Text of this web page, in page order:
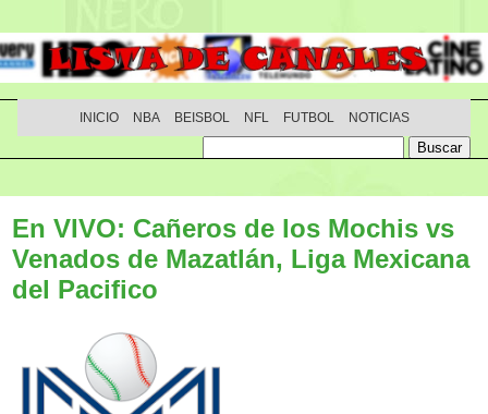
INICIO NBA BEISBOL NFL FUTBOL NOTICIAS
En VIVO: Cañeros de los Mochis vs
Venados de Mazatlán, Liga Mexicana
del Pacifico